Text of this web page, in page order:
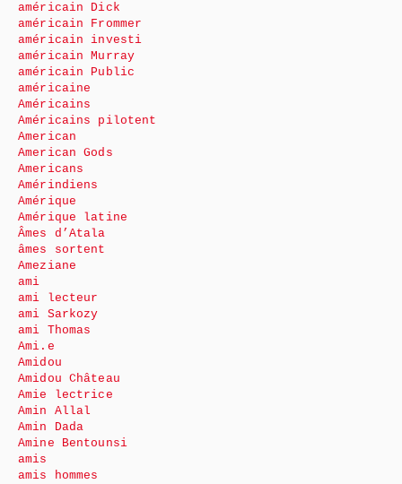
américain Dick
américain Frommer
américain investi
américain Murray
américain Public
américaine
Américains
Américains pilotent
American
American Gods
Americans
Amérindiens
Amérique
Amérique latine
Âmes d’Atala
âmes sortent
Ameziane
ami
ami lecteur
ami Sarkozy
ami Thomas
Ami.e
Amidou
Amidou Château
Amie lectrice
Amin Allal
Amin Dada
Amine Bentounsi
amis
amis hommes